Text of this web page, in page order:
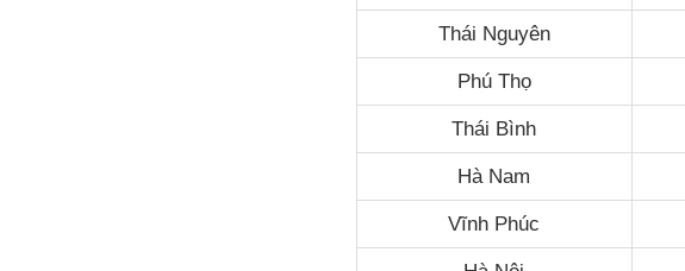
Thái Nguyên
Phú Thọ
Thái Bình
Hà Nam
Vĩnh Phúc